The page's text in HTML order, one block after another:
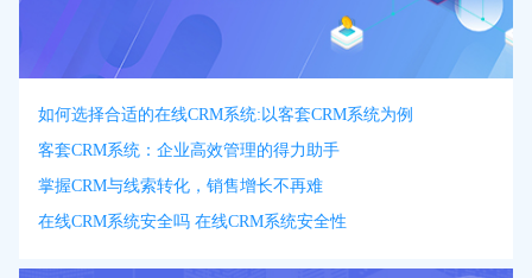
如何选择合适的在线CRM系统:以客套CRM系统为例
客套CRM系统：企业高效管理的得力助手
掌握CRM与线索转化，销售增长不再难
在线CRM系统安全吗 在线CRM系统安全性